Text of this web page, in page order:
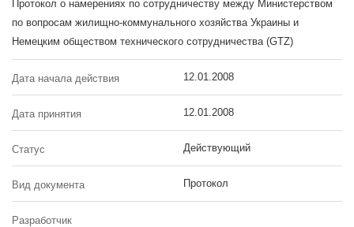
Протокол о намерениях по сотрудничеству между Министерством
по вопросам жилищно-коммунального хозяйства Украины и
Немецким обществом технического сотрудничества (GTZ)
Дата начала действия 12.01.2008
Дата принятия 12.01.2008
Статус Действующий
Вид документа Протокол
Разработчик